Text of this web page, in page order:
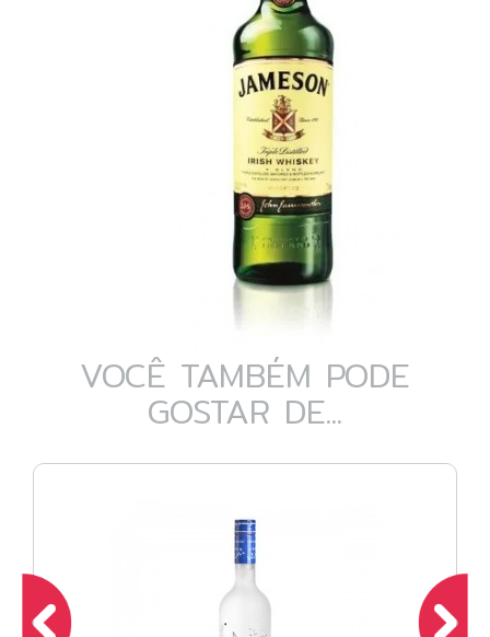
VOCÊ TAMBÉM PODE
GOSTAR DE...